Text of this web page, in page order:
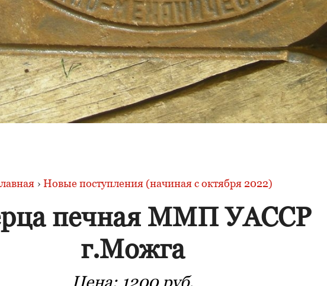
› Новые поступления (начиная с октября 2022)
печная ММП УАССР
г.Можга
Цена: 1200 руб.